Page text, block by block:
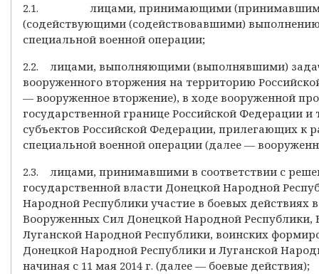
2.1. лицами, принимающими
(содействующими (содействовавшими)
специальной военной операции;
2.2. лицами, выполняющими (выполнявшими)
вооруженного вторжения на территорию
— вооруженное вторжение), в ходе вооруженной
государственной границе Российской Федерации и
субъектов Российской Федерации, прилегающих к
специальной военной операции (далее —
2.3. лицами, принимавшими в соответствии с
государственной власти Донецкой Народной
Народной Республики участие в боевых действиях в
Вооруженных Сил Донецкой Народной
Луганской Народной Республики, воинских
Донецкой Народной Республики и Луганской
начиная с 11 мая 2014 г. (далее — боевые действия);